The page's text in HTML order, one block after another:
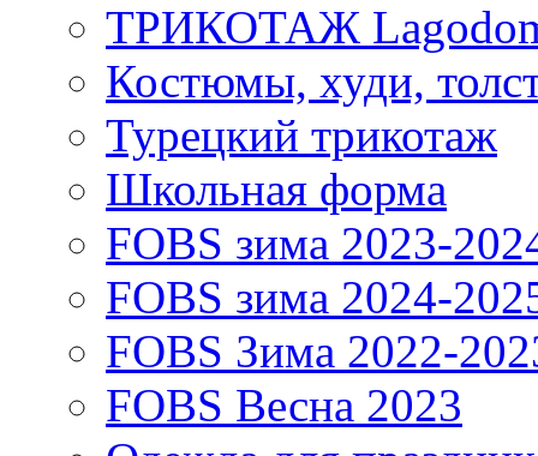
ТРИКОТАЖ
Костюмы, худи,
Турецкий трикотаж
Школьная форма
FOBS зима 2023-
FOBS зима 2024-
FOBS Зима 2022-
FOBS Весна 2023